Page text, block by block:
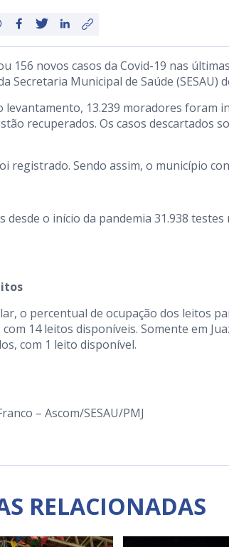
156 novos casos da Covid-19 nas
Secretaria Municipal de Saúde (SESAU)
levantamento, 13.239 moradores foram
recuperados. Os casos descartados
registrado. Sendo assim, o município
desde o início da pandemia 31.938
o percentual de ocupação dos leitos
com 14 leitos disponíveis. Somente em
com 1 leito disponível.
– Ascom/SESAU/PMJ
RELACIONADAS